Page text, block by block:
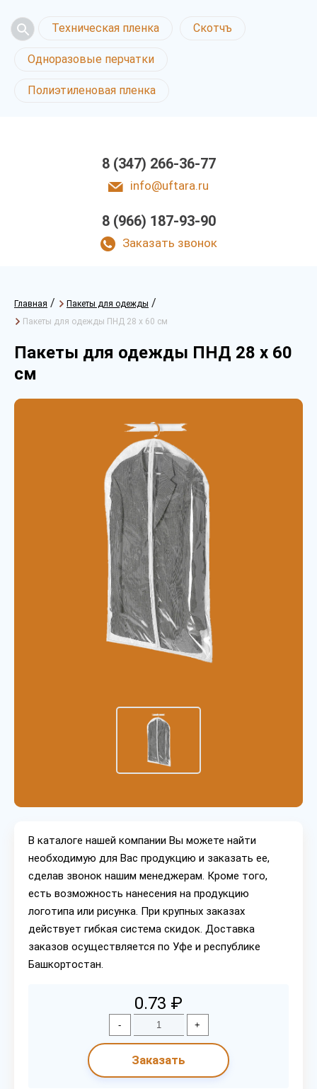
Техническая пленка Скотчъ
Одноразовые перчатки
Полиэтиленовая пленка
8 (347) 266-36-77
info@uftara.ru
8 (966) 187-93-90
Заказать звонок
Главная / Пакеты для одежды /
Пакеты для одежды ПНД 28 х 60 см
Пакеты для одежды ПНД 28 х 60
см
В каталоге нашей компании Вы можете найти
необходимую для Вас продукцию и заказать ее,
сделав звонок нашим менеджерам. Кроме того,
есть возможность нанесения на продукцию
логотипа или рисунка. При крупных заказах
действует гибкая система скидок. Доставка
заказов осуществляется по Уфе и республике
Башкортостан.
0.73 ₽
- +
Заказать